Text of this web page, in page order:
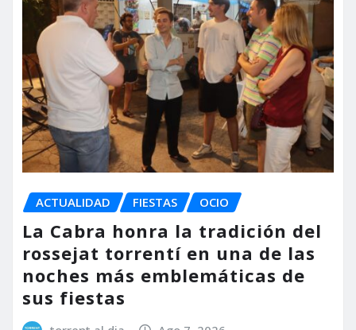
ACTUALIDAD FIESTAS OCIO
La Cabra honra la tradición del
rossejat torrentí en una de las
noches más emblemáticas de
sus fiestas